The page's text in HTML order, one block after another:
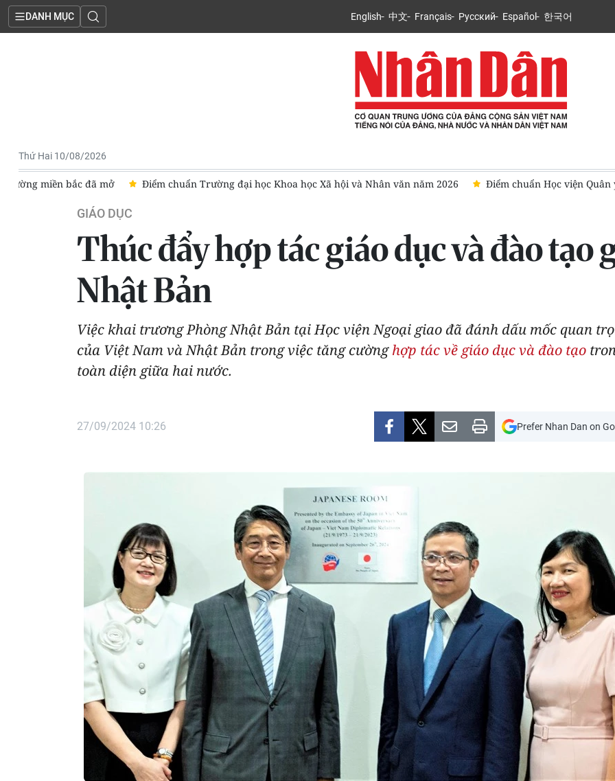
DANH MỤC English 中文 Français Русский Español 한국어
Thứ Hai 10/08/2026
Khoa học Xã hội và Nhân văn năm 2026 Điểm chuẩn Học viện Quân y năm 2026 gần mức tuyệt đối Đổi mới thực chất
GIÁO DỤC
Thúc đẩy hợp tác giáo dục và đào tạo
Nhật Bản
Việc khai trương Phòng Nhật Bản tại Học viện Ngoại giao đã đánh dấu mốc quan
của Việt Nam và Nhật Bản trong việc tăng cườnghợp tác về giáo dục và đào tạo
toàn diện giữa hai nước.
27/09/2024 10:26 Prefer Nhan Dan on